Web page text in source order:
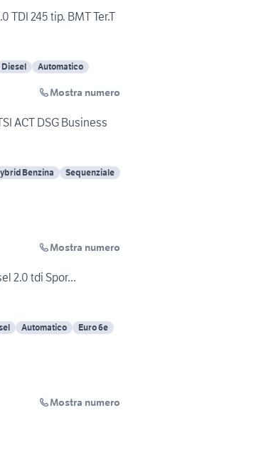
TDI 245 tip. BMT Ter.T
Diesel
Automatico
Mostra numero
ACT DSG Business
Benzina
Sequenziale
Mostra numero
2.0 tdi Spor...
Automatico Euro 6e
Mostra numero